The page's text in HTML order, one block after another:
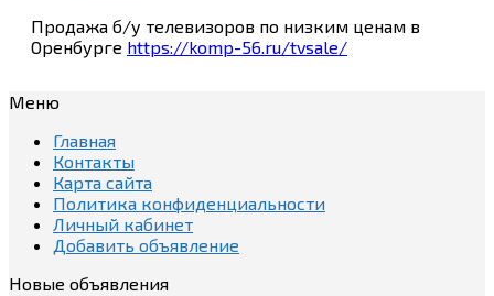
Продажа б/у телевизоров по низким ценам в
Оренбурге https://komp-56.ru/tvsale/
Меню
Главная
Контакты
Карта сайта
Политика конфиденциальности
Личный кабинет
Добавить объявление
Новые объявления